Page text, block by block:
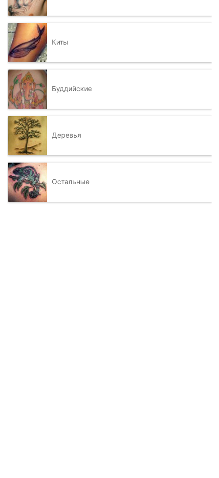
Киты
Буддийские
Деревья
Остальные